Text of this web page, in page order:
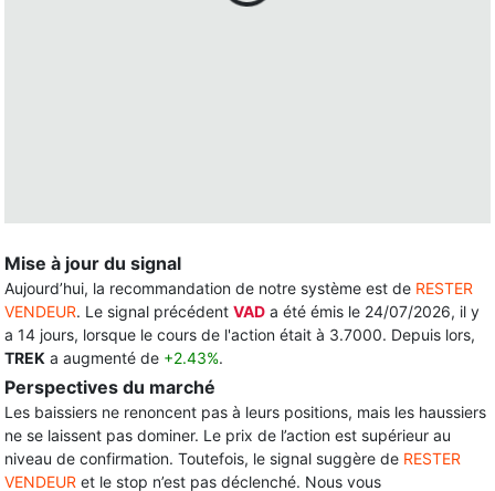
Mise à jour du signal
Aujourd’hui, la recommandation de notre système est de RESTER
VENDEUR. Le signal précédent VAD a été émis le 24/07/2026, il y
a 14 jours, lorsque le cours de l'action était à 3.7000. Depuis lors,
TREK a augmenté de +2.43%.
Perspectives du marché
Les baissiers ne renoncent pas à leurs positions, mais les haussiers
ne se laissent pas dominer. Le prix de l’action est supérieur au
niveau de confirmation. Toutefois, le signal suggère de RESTER
VENDEUR et le stop n’est pas déclenché. Nous vous